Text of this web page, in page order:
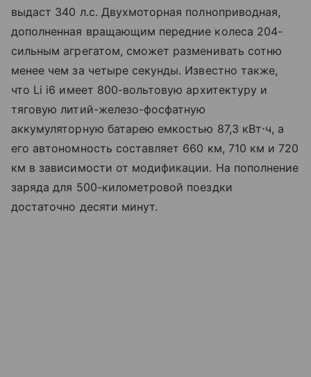
выдаст 340 л.с. Двухмоторная полноприводная,
дополненная вращающим передние колеса 204-
сильным агрегатом, сможет разменивать сотню
менее чем за четыре секунды. Известно также,
что Li i6 имеет 800-вольтовую архитектуру и
тяговую литий-железо-фосфатную
аккумуляторную батарею емкостью 87,3 кВт⋅ч, а
его автономность составляет 660 км, 710 км и 720
км в зависимости от модификации. На пополнение
заряда для 500-километровой поездки
достаточно десяти минут.